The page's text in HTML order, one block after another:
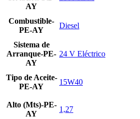
AY
Combustible-
PE-AY
Diesel
Sistema de
Arranque-PE-
AY
24 V Eléctrico
Tipo de Aceite-
PE-AY
15W40
Alto (Mts)-PE-
AY
1,27